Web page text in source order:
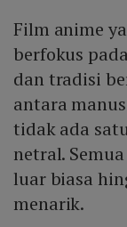
Film anime
berfokus
dan tradisi
antara
tidak ada
netral.
luar biasa
menarik.